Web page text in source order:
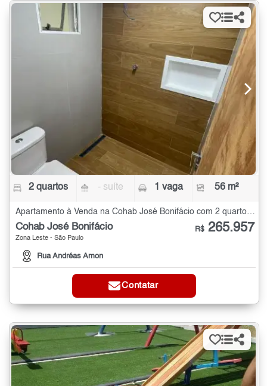
2 quartos - suíte 1 vaga 56 m²
Apartamento à Venda na Cohab José Bonifácio com 2 quartos - 56 m²
Cohab José Bonifácio
Zona Leste - São Paulo
Rua Andréas Amon
R$ 265.957
Contatar